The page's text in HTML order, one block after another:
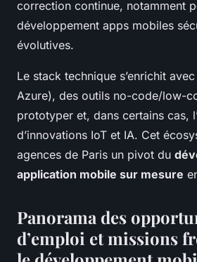
correction continue, notamment
développement apps mobiles
évolutives.
Le stack technique s’enrichit
Azure), des outils no-code/low-
prototyper et, dans certains cas,
d’innovations IoT et IA. Cet
agences de Paris un pivot du
application mobile sur mesure
Panorama des
d’emploi et missions